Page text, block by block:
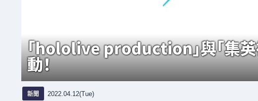
「hololive production」與「集
動！
新聞 2022.04.12(Tue)